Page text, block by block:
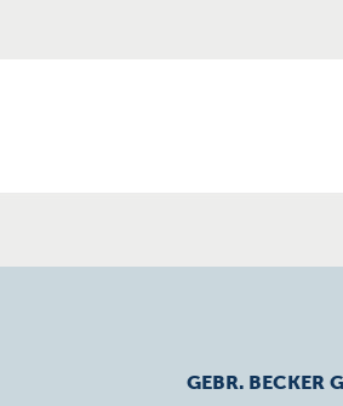
GEBR. BECKER